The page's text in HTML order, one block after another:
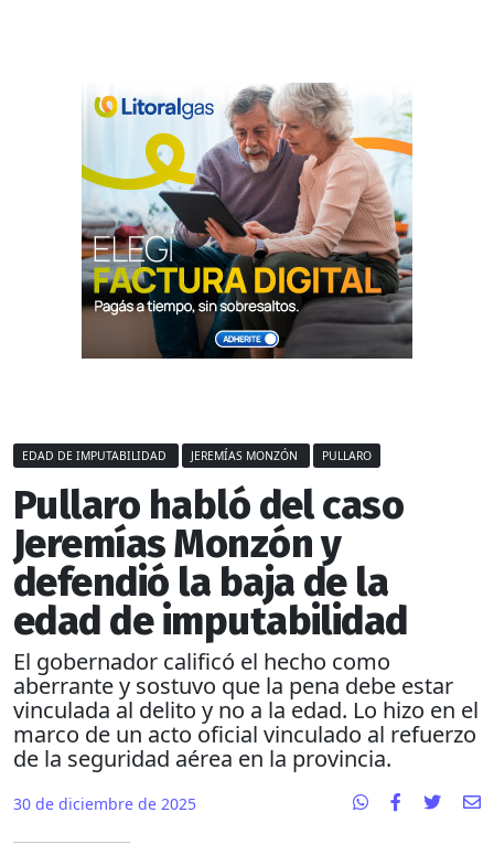
EDAD DE IMPUTABILIDAD JEREMÍAS MONZÓN PULLARO
Pullaro habló del caso
Jeremías Monzón y
defendió la baja de la
edad de imputabilidad
El gobernador calificó el hecho como
aberrante y sostuvo que la pena debe estar
vinculada al delito y no a la edad. Lo hizo en el
marco de un acto oficial vinculado al refuerzo
de la seguridad aérea en la provincia.
30 de diciembre de 2025